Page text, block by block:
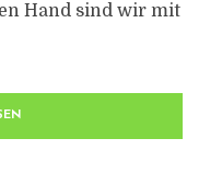
Hand sind wir mit